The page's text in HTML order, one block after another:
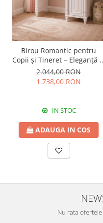
Birou Romantic pentru
Copii și Tineret – Eleganță
Funcționalitate, 117x62x75
cm
2.044,00 RON
1.738,00 RON
IN STOC
ADAUGA IN COS
Nu rata